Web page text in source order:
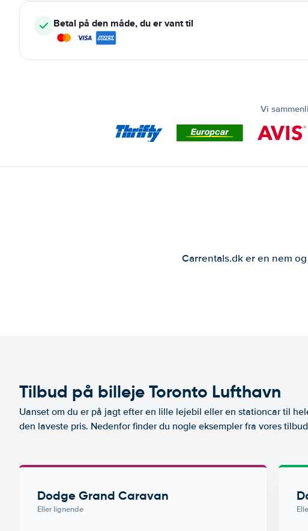
Betal på den måde, du er vant til
Vi
Carrentals.dk er en nem
Tilbud på billeje Toronto Lufthavn
Uanset om du er på jagt efter en lille lejebil eller en stationcar til
den laveste pris. Nedenfor finder du nogle eksempler fra vores
Dodge Grand Caravan
Eller lignende